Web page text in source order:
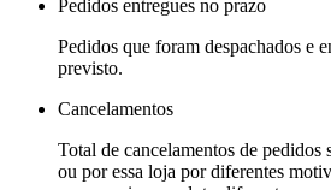
Pedidos entregues no prazo
Pedidos que foram despachados e
previsto.
Cancelamentos
Total de cancelamentos de pedidos
ou por essa loja por diferentes